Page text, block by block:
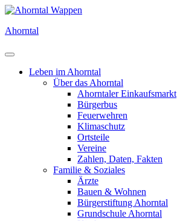
Direkt
Inhalt
Ahorntal
Leben im Ahorntal
Über das Ahorntal
Ahorntaler Einkaufsmarkt
Bürgerbus
Feuerwehren
Klimaschutz
Ortsteile
Vereine
Zahlen, Daten, Fakten
Familie & Soziales
Ärzte
Bauen & Wohnen
Bürgerstiftung Ahorntal
Grundschule Ahorntal